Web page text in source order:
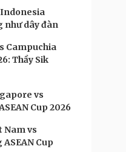
như dây đàn
Campuchia
Thầy Sik
vs
Cup 2026
Nam vs
Cup